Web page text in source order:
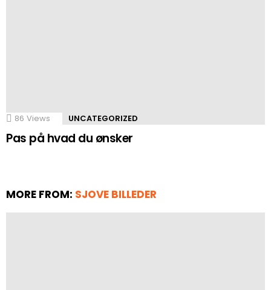
86 Views UNCATEGORIZED
Pas på hvad du ønsker
MORE FROM: SJOVE BILLEDER